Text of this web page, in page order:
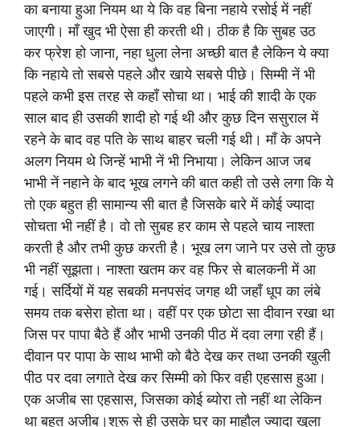
का बनाया हुआ नियम था ये कि वह बिना नहाये रसोई में नहीं
जाएगी। माँ खुद भी ऐसा ही करती थी। ठीक है कि सुबह उठ
कर फ्रेश हो जाना, नहा धुला लेना अच्छी बात है लेकिन ये क्या
कि नहाये तो सबसे पहले और खाये सबसे पीछे। सिम्मी नें भी
पहले कभी इस तरह से कहाँ सोचा था। भाई की शादी के एक
साल बाद ही उसकी शादी हो गई थी और कुछ दिन ससुराल में
रहने के बाद वह पति के साथ बाहर चली गई थी। माँ के अपने
अलग नियम थे जिन्हें भाभी नें भी निभाया। लेकिन आज जब
भाभी नें नहाने के बाद भूख लगने की बात कही तो उसे लगा कि ये
तो एक बहुत ही सामान्य सी बात है जिसके बारे में कोई ज्यादा
सोचता भी नहीं है। वो तो सुबह हर काम से पहले चाय नाश्ता
करती है और तभी कुछ करती है। भूख लग जाने पर उसे तो कुछ
भी नहीं सूझता। नाश्ता खतम कर वह फिर से बालकनी में आ
गई। सर्दियों में यह सबकी मनपसंद जगह थी जहाँ धूप का लंबे
समय तक बसेरा होता था। वहीं पर एक छोटा सा दीवान रखा था
जिस पर पापा बैठे हैं और भाभी उनकी पीठ में दवा लगा रही हैं।
दीवान पर पापा के साथ भाभी को बैठे देख कर तथा उनकी खुली
पीठ पर दवा लगाते देख कर सिम्मी को फिर वही एहसास हुआ।
एक अजीब सा एहसास, जिसका कोई ब्योरा तो नहीं था लेकिन
था बहुत अजीब।शुरू से ही उसके घर का माहौल ज्यादा खुला